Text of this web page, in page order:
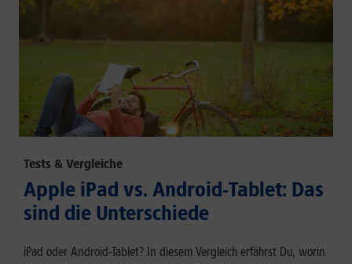
Tests & Vergleiche
Apple iPad vs. Android-Tablet: Das
sind die Unterschiede
iPad oder Android-Tablet? In diesem Vergleich erfährst Du, worin